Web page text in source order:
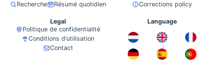
Recherche
Résumé quotidien
Corrections policy
Legal
Politique de confidentialité
Conditions d’utilisation
Contact
Language